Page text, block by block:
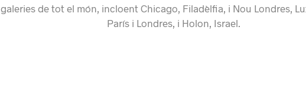
galeries de tot el món, incloent Chicago, Filadèlfia, i Nou Londres,
París i Londres, i Holon, Israel.